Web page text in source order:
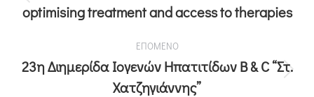
optimising treatment and access to therapies
ΕΠΟΜΕΝΟ
23η Διημερίδα Ιογενών Ηπατιτίδων Β & C “Στ.
Χατζηγιάννης”